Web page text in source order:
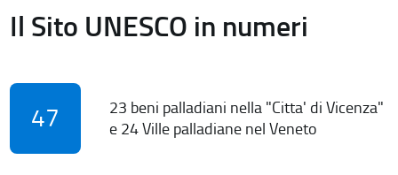
Il Sito UNESCO in numeri
47
23 beni palladiani nella "Citta' di Vicenza"
e 24 Ville palladiane nel Veneto